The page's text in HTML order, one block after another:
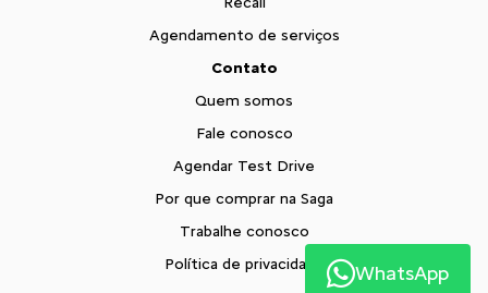
Agendamento de serviços
Contato
Quem somos
Fale conosco
Agendar Test Drive
Por que comprar na Saga
Trabalhe conosco
Política de privacidade
WhatsApp